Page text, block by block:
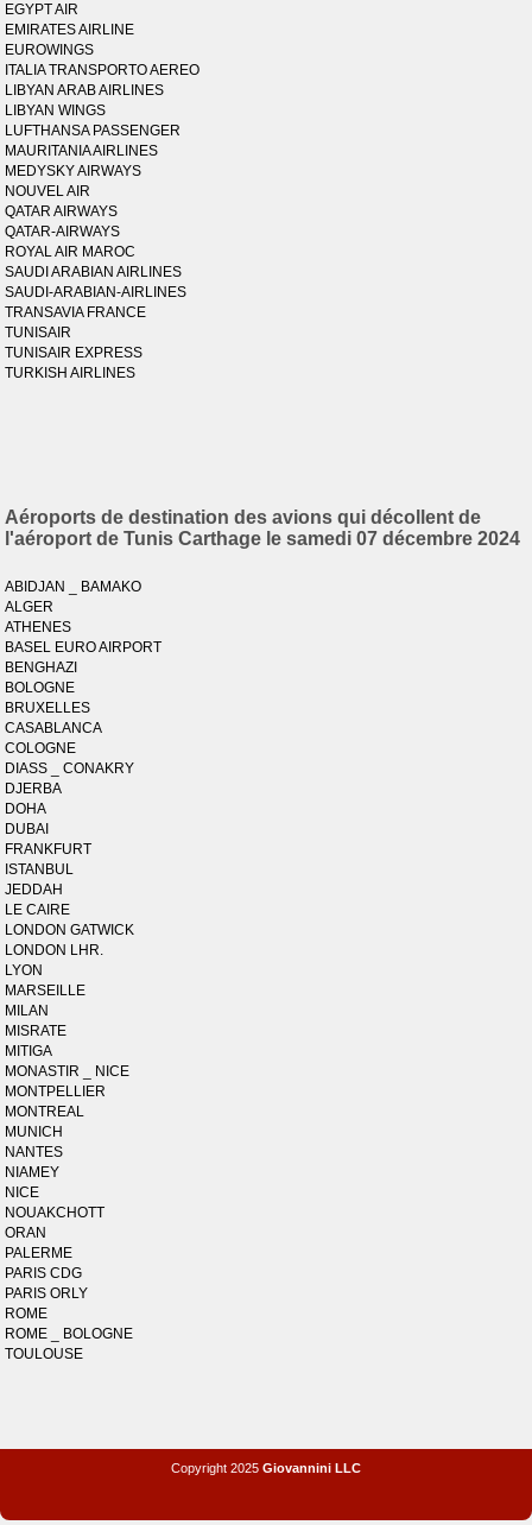
EGYPT AIR
EMIRATES AIRLINE
EUROWINGS
ITALIA TRANSPORTO AEREO
LIBYAN ARAB AIRLINES
LIBYAN WINGS
LUFTHANSA PASSENGER
MAURITANIA AIRLINES
MEDYSKY AIRWAYS
NOUVEL AIR
QATAR AIRWAYS
QATAR-AIRWAYS
ROYAL AIR MAROC
SAUDI ARABIAN AIRLINES
SAUDI-ARABIAN-AIRLINES
TRANSAVIA FRANCE
TUNISAIR
TUNISAIR EXPRESS
TURKISH AIRLINES
Aéroports de destination des avions qui décollent de
l'aéroport de Tunis Carthage le samedi 07 décembre 2024
ABIDJAN _ BAMAKO
ALGER
ATHENES
BASEL EURO AIRPORT
BENGHAZI
BOLOGNE
BRUXELLES
CASABLANCA
COLOGNE
DIASS _ CONAKRY
DJERBA
DOHA
DUBAI
FRANKFURT
ISTANBUL
JEDDAH
LE CAIRE
LONDON GATWICK
LONDON LHR.
LYON
MARSEILLE
MILAN
MISRATE
MITIGA
MONASTIR _ NICE
MONTPELLIER
MONTREAL
MUNICH
NANTES
NIAMEY
NICE
NOUAKCHOTT
ORAN
PALERME
PARIS CDG
PARIS ORLY
ROME
ROME _ BOLOGNE
TOULOUSE
Copyright 2025 Giovannini LLC